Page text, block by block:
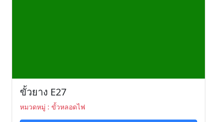
ขั้วยาง E27
หมวดหมู่ : ขั้วหลอดไฟ